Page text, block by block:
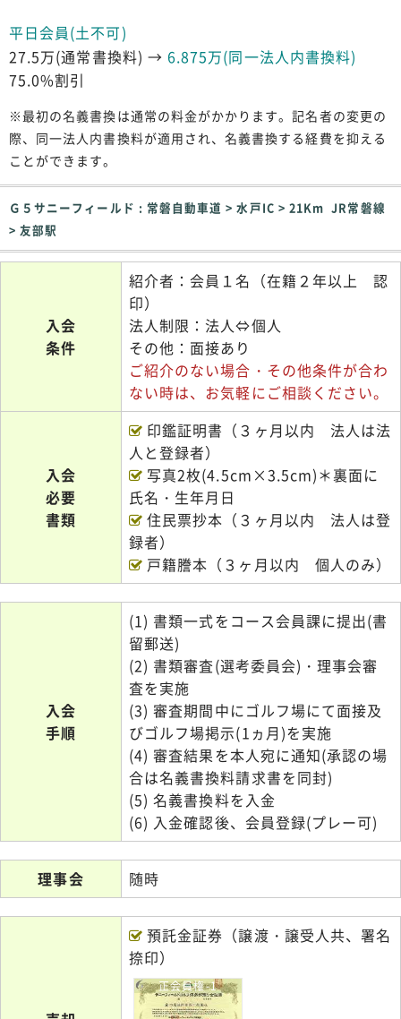
平日会員(土不可)
27.5万(通常書換料) → 6.875万(同一法人内書換料)
75.0%割引
※最初の名義書換は通常の料金がかかります。記名者の変更の
際、同一法人内書換料が適用され、名義書換する経費を抑える
ことができます。
Ｇ５サニーフィールド : 常磐自動車道 > 水戸IC > 21Km JR常磐線
> 友部駅
入会
条件
紹介者：会員１名（在籍２年以上 認
印）
法人制限：法人⇔個人
その他：面接あり
ご紹介のない場合・その他条件が合わ
ない時は、お気軽にご相談ください。
入会
必要
書類
印鑑証明書（３ヶ月以内 法人は法
人と登録者）
写真2枚(4.5cm×3.5cm)＊裏面に
氏名・生年月日
住民票抄本（３ヶ月以内 法人は登
録者）
戸籍謄本（３ヶ月以内 個人のみ）
入会
手順
(1) 書類一式をコース会員課に提出(書
留郵送)
(2) 書類審査(選考委員会)・理事会審
査を実施
(3) 審査期間中にゴルフ場にて面接及
びゴルフ場掲示(1ヵ月)を実施
(4) 審査結果を本人宛に通知(承認の場
合は名義書換料請求書を同封)
(5) 名義書換料を入金
(6) 入金確認後、会員登録(プレー可)
理事会 随時
預託金証券（譲渡・譲受人共、署名
捺印）
正会員権-1